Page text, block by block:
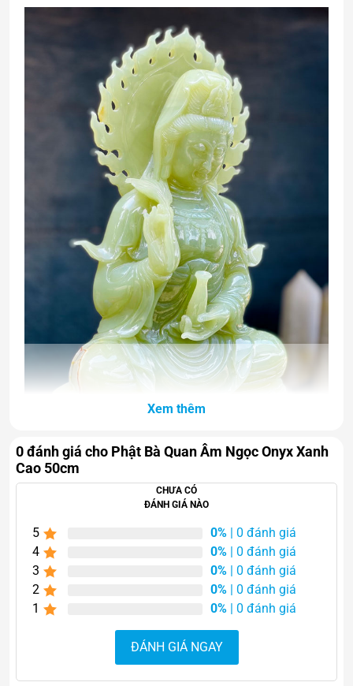
Xem thêm
0 đánh giá cho Phật Bà Quan Âm Ngọc Onyx Xanh
Cao 50cm
CHƯA CÓ
ĐÁNH GIÁ NÀO
5 0% | 0 đánh giá
4
0% | 0 đánh giá
3
0% | 0 đánh giá
2
0% | 0 đánh giá
1
0% | 0 đánh giá
ĐÁNH GIÁ NGAY